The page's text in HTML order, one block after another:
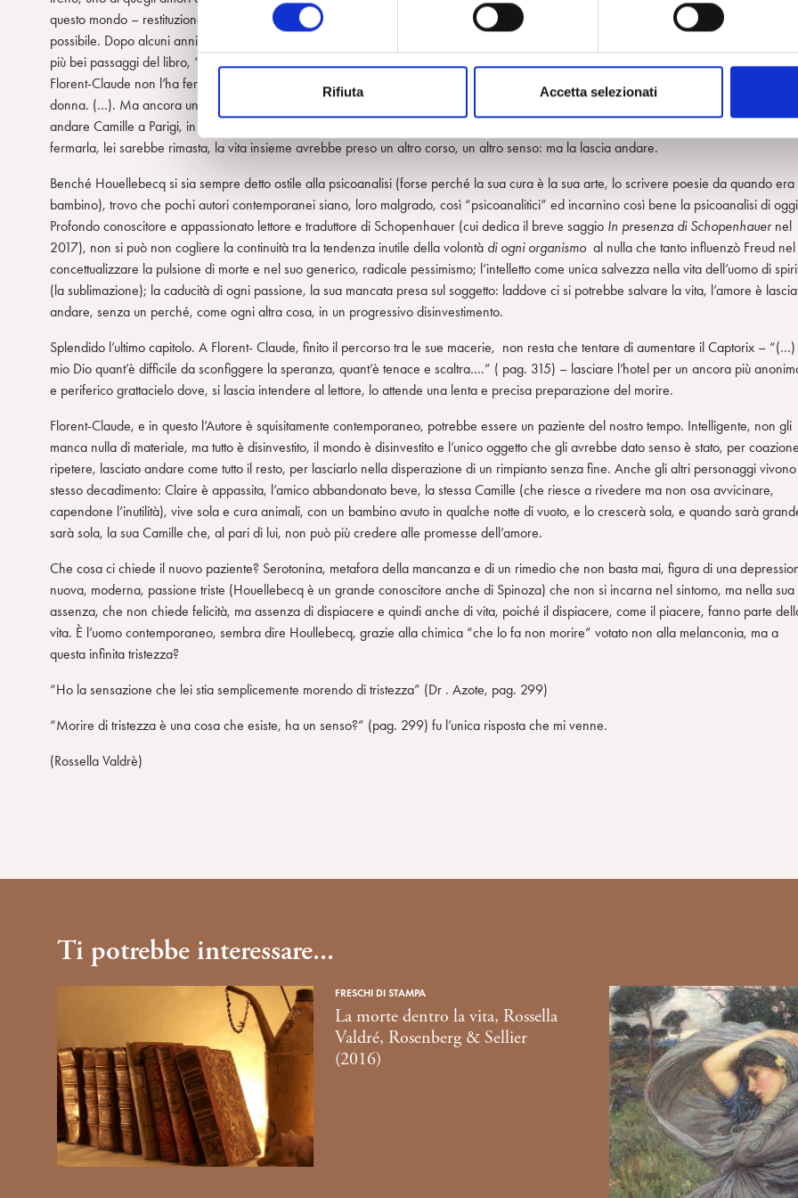
z
e
e
l
c
o
n
s
e
s
o
Rifiuta Accetta selezionati
questo mondo – restituzione di senso alla vita. Camille è davvero l’oggetto perduto, l’irrimediabile, l’occasione evaporata di una felicità
possibile. Dopo alcuni anni di convivenza, un trasferimento per lavoro li separa, ma Camille sarebbe rimasta con lui….Abbiamo qui uno
più bei passaggi del libro, “…un solo essere ti manca e tutto è spopolato (…) un solo essere ti manca e tutto è morto” (pag.146). Ma
Florent-Claude non l’ha fermata, l’ha lasciata stolidamente andare, “avrei potuto proporle di interrompere gli studi, di diventare la mia
donna. (…). Ma ancora una volta non feci niente, non dissi niente, lasciai che gli eventi seguissero il loro corso” (pag.161), lasciando
andare Camille a Parigi, in una città che “produce solitudine”, gettata in quel “mondo sociale che è fatto per distruggere l’amore”. Poteva
fermarla, lei sarebbe rimasta, la vita insieme avrebbe preso un altro corso, un altro senso: ma la lascia andare.
Benché Houellebecq si sia sempre detto ostile alla psicoanalisi (forse perché la sua cura è la sua arte, lo scrivere poesie da quando era
bambino), trovo che pochi autori contemporanei siano, loro malgrado, così “psicoanalitici” ed incarnino così bene la psicoanalisi di
Profondo conoscitore e appassionato lettore e traduttore di Schopenhauer (cui dedica il breve saggio In presenza di Schopenhauer nel
2017), non si può non cogliere la continuità tra la tendenza inutile della volontà di ogni organismo al nulla che tanto influenzò Freud nel
concettualizzare la pulsione di morte e nel suo generico, radicale pessimismo; l’intelletto come unica salvezza nella vita dell’uomo di
(la sublimazione); la caducità di ogni passione, la sua mancata presa sul soggetto: laddove ci si potrebbe salvare la vita, l’amore è
andare, senza un perché, come ogni altra cosa, in un progressivo disinvestimento.
Splendido l’ultimo capitolo. A Florent- Claude, finito il percorso tra le sue macerie, non resta che tentare di aumentare il Captorix – “(…)
mio Dio quant’è difficile da sconfiggere la speranza, quant’è tenace e scaltra….” ( pag. 315) – lasciare l’hotel per un ancora più
e periferico grattacielo dove, si lascia intendere al lettore, lo attende una lenta e precisa preparazione del morire.
Florent-Claude, e in questo l’Autore è squisitamente contemporaneo, potrebbe essere un paziente del nostro tempo. Intelligente, non gli
manca nulla di materiale, ma tutto è disinvestito, il mondo è disinvestito e l’unico oggetto che gli avrebbe dato senso è stato, per
ripetere, lasciato andare come tutto il resto, per lasciarlo nella disperazione di un rimpianto senza fine. Anche gli altri personaggi
stesso decadimento: Claire è appassita, l’amico abbandonato beve, la stessa Camille (che riesce a rivedere ma non osa avvicinare,
capendone l’inutilità), vive sola e cura animali, con un bambino avuto in qualche notte di vuoto, e lo crescerà sola, e quando sarà
sarà sola, la sua Camille che, al pari di lui, non può più credere alle promesse dell’amore.
Che cosa ci chiede il nuovo paziente? Serotonina, metafora della mancanza e di un rimedio che non basta mai, figura di una
nuova, moderna, passione triste (Houellebecq è un grande conoscitore anche di Spinoza) che non si incarna nel sintomo, ma nella sua
assenza, che non chiede felicità, ma assenza di dispiacere e quindi anche di vita, poiché il dispiacere, come il piacere, fanno parte
vita. È l’uomo contemporaneo, sembra dire Houllebecq, grazie alla chimica “che lo fa non morire” votato non alla melanconia, ma a
questa infinita tristezza?
“Ho la sensazione che lei stia semplicemente morendo di tristezza” (Dr . Azote, pag. 299)
“Morire di tristezza è una cosa che esiste, ha un senso?” (pag. 299) fu l’unica risposta che mi venne.
(Rossella Valdrè)
Ti potrebbe interessare...
FRESCHI DI STAMPA
La morte dentro la vita, Rossella
Valdré, Rosenberg & Sellier
(2016)